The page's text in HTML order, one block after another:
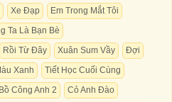
Xe Đạp
Em Trong Mắt Tôi
Ta Là Bạn Bè
Rồi Từ Đây Xuân Sum Vầy
Đợi
Xanh
Tiết Học Cuối Cùng
Công Anh 2
Cỏ Anh Đào